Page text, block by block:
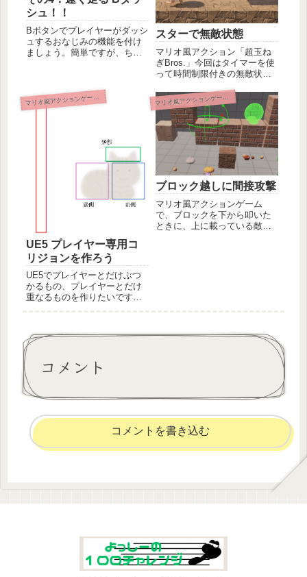
シュ！！
Bボタンでプレイヤーがダッシ
ュするおなじみの機能を付け
ましょう。簡単ですが、ちょ
スターで無敵状態
マリオ風アクション「超玉ね
ぎBros.」今回はタイマーを使
って時間制限付きの無敵状態
てもこっちが勝つ条件の追加
です。敵からの体当たりは無
効化してこちらからの攻撃を
追加しましょう。7色に時間変
化するマテリアルの簡単な作
り方も解説します。
マ
リオ風アクションゲーム開発
UE5 プレイヤー専用コ
リジョンを作ろう
UE5でプレイヤーとだけぶつ
かるもの、プレイヤーとだけ
重なるものを作りたいです。
生することもなくなり処理負
荷も減らせます。
マ
リオ風アクションゲーム開発
ブロック越しに間接攻撃
マリオ風アクションゲーム
で、ブロックを下から叩いた
ときに、上に載っている敵キ
コメント
コメントを書き込む